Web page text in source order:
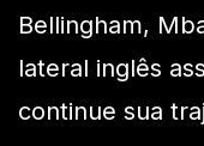
Bellingham,
lateral inglês
continue sua